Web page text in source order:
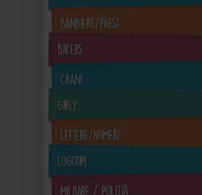
Bandiere/Paesi
Bikers
Crani
Girly
Lettere/Numeri
Logotipi
Militare / Polizia